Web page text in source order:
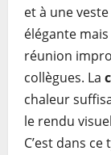
et à une
élégante
réunion
collègues. La
chaleur
le rendu
C’est dans